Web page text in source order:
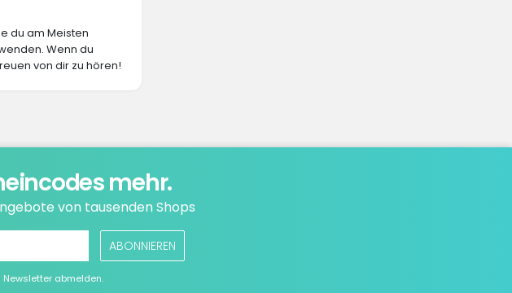
du am Meisten
Wenn du
von dir zu hören!
mehr.
von tausenden Shops
ABONNIEREN
abmelden.